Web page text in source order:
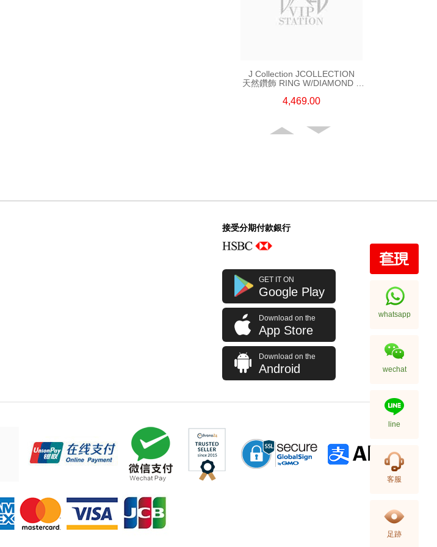
J Collection JCOLLECTION
天然鑽飾 RING W/DIAMOND 5
CT18KR 2.62 GM (EUR 55)
4,469.00
J Collection JCOLLECTION
天然鑽飾 RING W/DIAMOND 70
RDDI 0.63 CT18KW 4.45 GM
(CZ)
7,114.00
接受分期付款銀行
GET IT ON
Google Play
Download on the
App Store
Download on the
Android
whatsapp
wechat
line
客服
足跡